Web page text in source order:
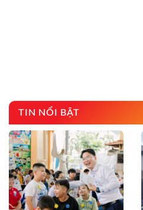
TIN NỔI BẬT